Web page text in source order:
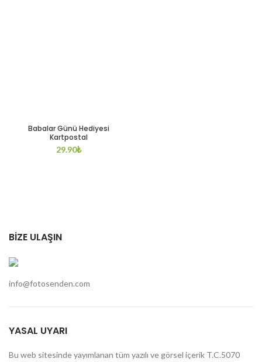
Babalar Günü Hediyesi
Kartpostal
29.90₺
BİZE ULAŞIN
info@fotosenden.com
YASAL UYARI
Bu web sitesinde yayımlanan tüm yazılı ve görsel içerik T.C.5070